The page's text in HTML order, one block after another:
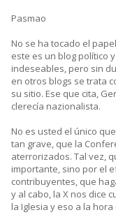
Pasmao
No se ha tocado el
este es un blog político
indeseables, pero sin
en otros blogs se trata
su sitio. Ese que cita,
clerecía nazionalista.
No es usted el único
tan grave, que la
aterrorizados. Tal vez,
importante, sino por el
contribuyentes, que
y al cabo, la X nos dice
la Iglesia y eso a la